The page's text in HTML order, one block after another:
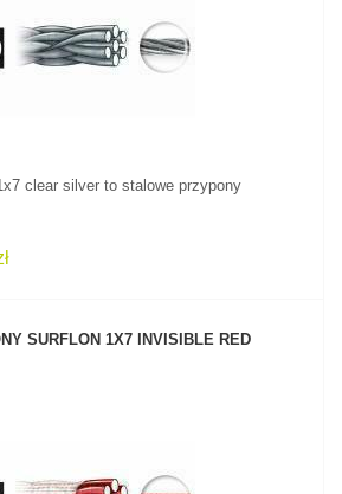
clear silver to stalowe przypony
SURFLON 1X7 INVISIBLE RED